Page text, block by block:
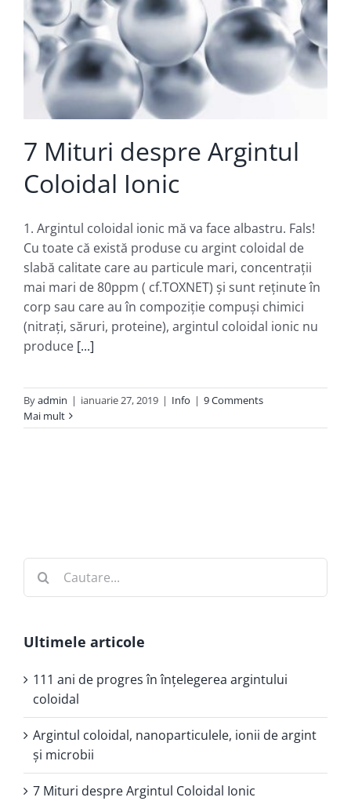
7 Mituri despre Argintul
Coloidal Ionic
1. Argintul coloidal ionic mă va face albastru. Fals!
Cu toate că există produse cu argint coloidal de
slabă calitate care au particule mari, concentraţii
mai mari de 80ppm ( cf.TOXNET) şi sunt reţinute în
corp sau care au în compoziţie compuşi chimici
(nitraţi, săruri, proteine), argintul coloidal ionic nu
produce [...]
Byadmin | ianuarie 27, 2019 | Info | 9 Comments
Mai mult
Ultimele articole
111 ani de progres în înţelegerea argintului
coloidal
Argintul coloidal, nanoparticulele, ionii de argint
şi microbii
7 Mituri despre Argintul Coloidal Ionic